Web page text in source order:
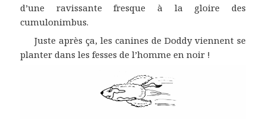
d’une ravissante fresque à la gloire des
cumulonimbus.
Juste après ça, les canines de Doddy viennent se
planter dans les fesses de l’homme en noir !